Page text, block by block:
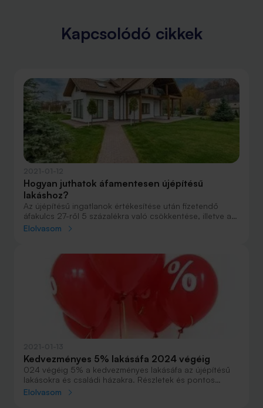
Kapcsolódó cikkek
Hogyan juthatok áfamentesen újépítésű
lakáshoz?
Az újépítésű ingatlanok értékesítése után fizetendő
áfakulcs 27-ről 5 százalékra való csökkentése, illetve a
sajáterős építkezések után 5 millió forintig
ingatlan vásárlását vagy felépítését. Ezen belül a csokos
vevők még egy utcahossznyi előnyt is kapnak a
többiekkel szemben: ők még az 5 százalékos áfát is
visszaigényelhetik. Összefoglaltuk az új építésű
lakásokra vonatkozó áfaszabályokat.
Elolvasom
Kedvezményes 5% lakásáfa 2024 végéig
024 végéig 5% a kedvezményes lakásáfa az újépítésű
lakásokra és családi házakra. Részletek és pontos
feltételek a cikkben.
Elolvasom